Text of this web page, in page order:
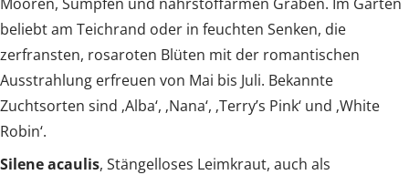
beliebt am Teichrand oder in feuchten Senken, die
zerfransten, rosaroten Blüten mit der romantischen
Ausstrahlung erfreuen von Mai bis Juli. Bekannte
Zuchtsorten sind ‚Alba‘, ‚Nana‘, ‚Terry’s Pink‘ und ‚White
Robin‘.
Silene acaulis, Stängelloses Leimkraut, auch als